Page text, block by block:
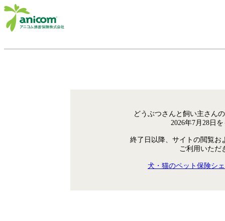
どうぶつさんと飼い主さん
2026年7月28日
終了日以降、サイトの閲覧お
ご利用いただ
犬・猫のペット保険シ